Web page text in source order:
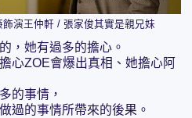
演王仲軒 / 張家俊其實是親兄妹
，她有過多的擔心。
心ZOE會爆出真相、她擔心阿
的事情，
過的事情所帶來的後果。